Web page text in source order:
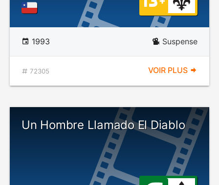
1993 Suspense
72305 VOIR PLUS
Un Hombre Llamado El Diablo